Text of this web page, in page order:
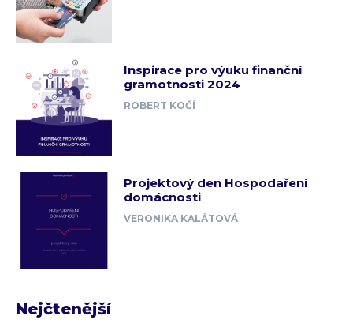
Inspirace pro výuku finanční
gramotnosti 2024
ROBERT KOČÍ
Projektový den Hospodaření
domácnosti
VERONIKA KALÁTOVÁ
Nejčtenější